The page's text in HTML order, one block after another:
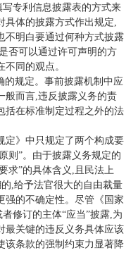
写专利信息披露表的方式来
体的披露方式作出规定,
不明白要通过何种方式披露
否可以通过许可声明的方
同的观点。
的规定。事前披露机制中应
般而言,违反披露义务的责
括在标准制定过程之外的法
定》中只规定了两个构成要
则”。由于披露义务规定的
求”的具体含义,且民法上
,给予法官很大的自由裁量
强的不确定性。尽管《国家
修订的主体“应当”披露,为
最关键的违反义务具体应该
该条款的强制约束力显著降